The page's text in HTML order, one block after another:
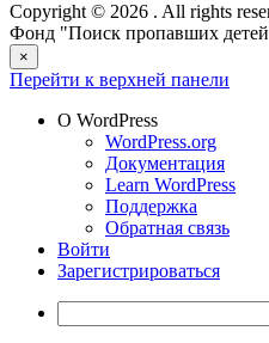
Copyright © 2026 . All rights
Фонд "Поиск пропавших
×
Перейти к верхней панели
О WordPress
WordPress.org
Документация
Learn WordPress
Поддержка
Обратная связь
Войти
Зарегистрироваться